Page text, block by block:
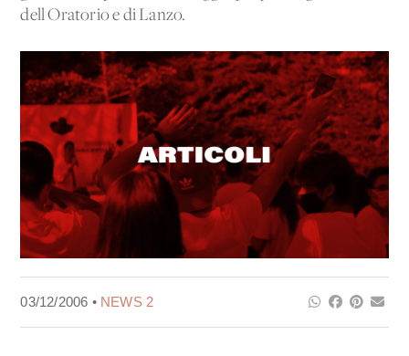
dell'Oratorio e di Lanzo.
03/12/2006 • NEWS 2